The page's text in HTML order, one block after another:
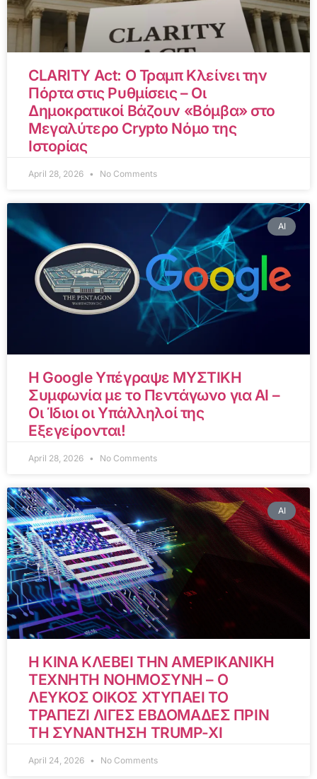
CLARITY Act: Ο Τραμπ Κλείνει την
Πόρτα στις Ρυθμίσεις – Οι
Δημοκρατικοί Βάζουν «Βόμβα» στο
Μεγαλύτερο Crypto Νόμο της
Ιστορίας
April 28, 2026 No Comments
AI
Η Google Υπέγραψε ΜΥΣΤΙΚΗ
Συμφωνία με το Πεντάγωνο για AI –
Οι Ίδιοι οι Υπάλληλοί της
Εξεγείρονται!
April 28, 2026 No Comments
AI
Η ΚΙΝΑ ΚΛΕΒΕΙ ΤΗΝ ΑΜΕΡΙΚΑΝΙΚΗ
ΤΕΧΝΗΤΗ ΝΟΗΜΟΣΥΝΗ – Ο
ΛΕΥΚΟΣ ΟΙΚΟΣ ΧΤΥΠΑΕΙ ΤΟ
ΤΡΑΠΕΖΙ ΛΙΓΕΣ ΕΒΔΟΜΑΔΕΣ ΠΡΙΝ
ΤΗ ΣΥΝΑΝΤΗΣΗ TRUMP-XI
April 24, 2026 No Comments